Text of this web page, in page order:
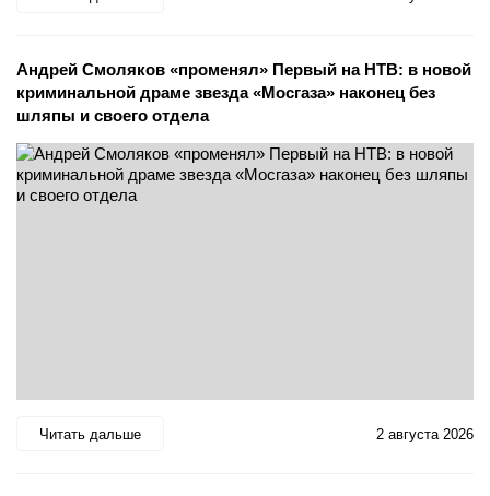
Андрей Смоляков «променял» Первый на НТВ: в новой
криминальной драме звезда «Мосгаза» наконец без
шляпы и своего отдела
Читать дальше 2 августа 2026